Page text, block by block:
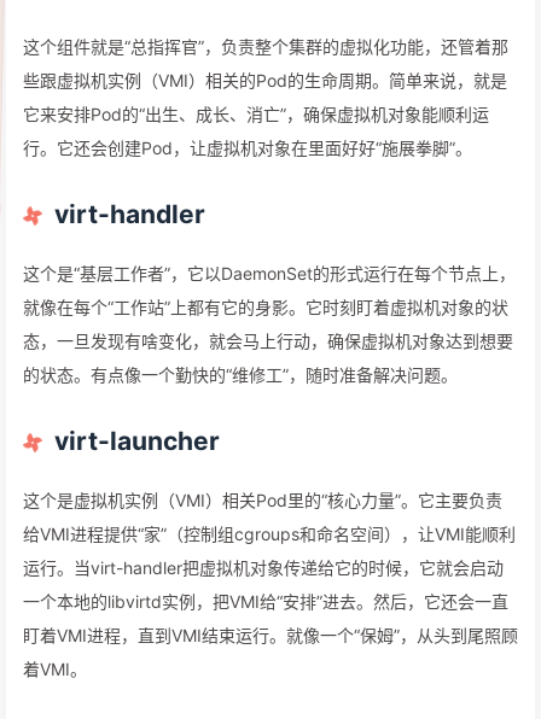
这个组件就是“总指挥官”，负责整个集群的虚拟化功能，还管着那
些跟虚拟机实例（VMI）相关的Pod的生命周期。简单来说，就是
它来安排Pod的“出生、成长、消亡”，确保虚拟机对象能顺利运
行。它还会创建Pod，让虚拟机对象在里面好好“施展拳脚”。
virt-handler
这个是“基层工作者”，它以DaemonSet的形式运行在每个节点上，
就像在每个“工作站”上都有它的身影。它时刻盯着虚拟机对象的状
态，一旦发现有啥变化，就会马上行动，确保虚拟机对象达到想要
的状态。有点像一个勤快的“维修工”，随时准备解决问题。
virt-launcher
这个是虚拟机实例（VMI）相关Pod里的“核心力量”。它主要负责
给VMI进程提供“家”（控制组cgroups和命名空间），让VMI能顺利
运行。当virt-handler把虚拟机对象传递给它的时候，它就会启动
一个本地的libvirtd实例，把VMI给“安排”进去。然后，它还会一直
盯着VMI进程，直到VMI结束运行。就像一个“保姆”，从头到尾照顾
着VMI。